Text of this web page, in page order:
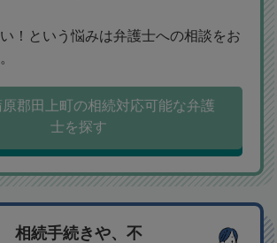
！という悩みは弁護士への相談をお
郡田上町の相続対応可能な弁護
士を探す
相続手続きや、不